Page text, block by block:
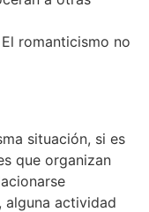
romanticismo no
situación, si es
que organizan
alguna actividad